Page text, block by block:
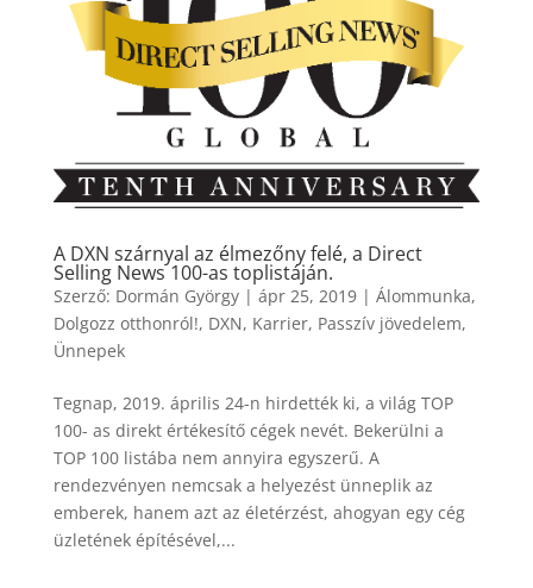
A DXN szárnyal az élmezőny felé, a Direct
Selling News 100-as toplistáján.
Szerző: Dormán György| ápr 25, 2019| Álommunka,
Dolgozz otthonról!, DXN, Karrier, Passzív jövedelem,
Ünnepek
Tegnap, 2019. április 24-n hirdették ki, a világ TOP
100- as direkt értékesítő cégek nevét. Bekerülni a
TOP 100 listába nem annyira egyszerű. A
rendezvényen nemcsak a helyezést ünneplik az
emberek, hanem azt az életérzést, ahogyan egy cég
üzletének építésével,...